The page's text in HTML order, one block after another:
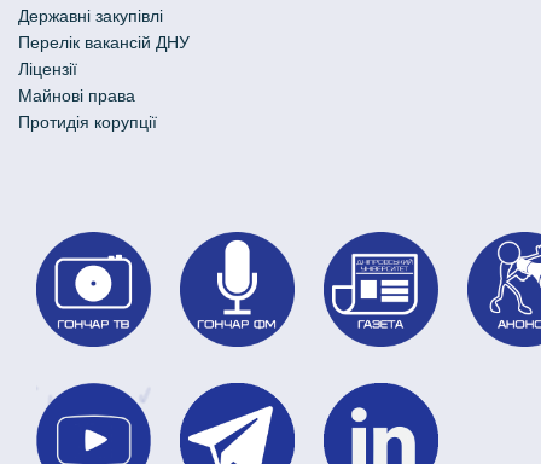
Державні закупівлі
Перелік вакансій ДНУ
Ліцензії
Майнові права
Протидія корупції